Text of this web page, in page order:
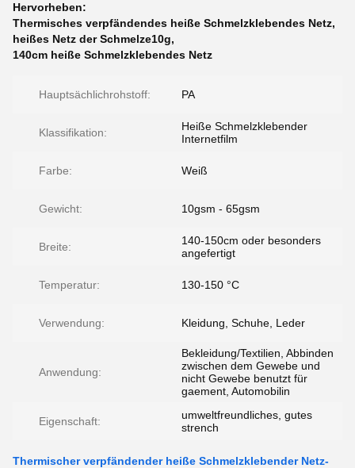
Hervorheben:
Thermisches verpfändendes heiße Schmelzklebendes Netz,
heißes Netz der Schmelze10g,
140cm heiße Schmelzklebendes Netz
Hauptsächlichrohstoff: PA
Klassifikation:
Heiße Schmelzklebender
Internetfilm
Farbe: Weiß
Gewicht: 10gsm - 65gsm
Breite:
140-150cm oder besonders
angefertigt
Temperatur: 130-150 °C
Verwendung: Kleidung, Schuhe, Leder
Anwendung:
Bekleidung/Textilien, Abbinden
zwischen dem Gewebe und
nicht Gewebe benutzt für
gaement, Automobilin
Eigenschaft:
umweltfreundliches, gutes
strench
Thermischer verpfändender heiße Schmelzklebender Netz-